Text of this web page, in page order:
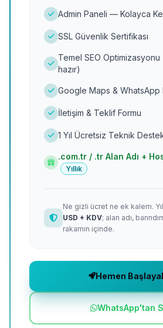
Admin Paneli — Kolayca
SSL Güvenlik Sertifikası
Temel SEO
hazır)
Google Maps & WhatsApp
İletişim & Teklif Formu
1 Yıl Ücretsiz Teknik
.com.tr / .tr Alan Adı +
Yıllık
Ne gizli ücret ne ek kalem.
USD + KDV; alan adı,
rakamın içinde.
Hemen
WhatsApp'tan